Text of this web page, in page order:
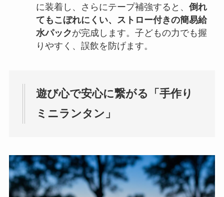
に装着し、さらにテープ補強すると、 倒れ
てもこぼれにくい、ストロー付きの簡易給
水パックが完成します。子どもの力でも握
りやすく、誤飲を防げます。
遊び心で安心に繋がる「手作り
ミニランタン」